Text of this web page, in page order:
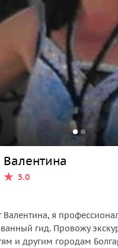
Валентина
5.0
Валентина, я
гид. Провожу
и другим городам